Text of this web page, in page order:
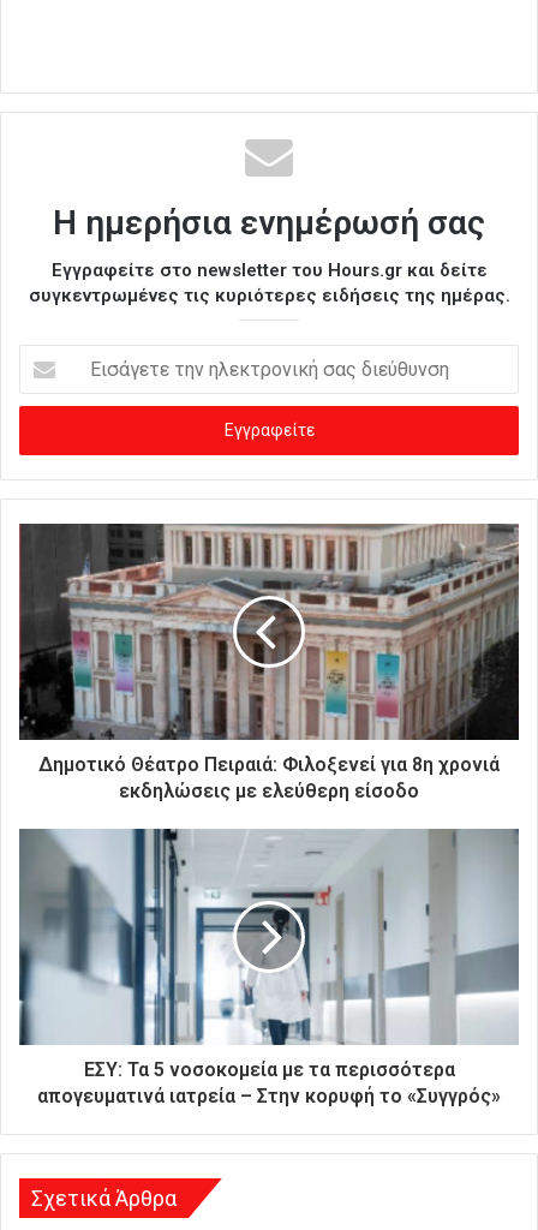
Η ημερήσια ενημέρωσή σας
Εγγραφείτε στο newsletter του Hours.gr και δείτε
συγκεντρωμένες τις κυριότερες ειδήσεις της ημέρας.
σ
γ
ε
λ
ε
κ
τ
ι
ε
ν
Δημοτικό Θέατρο Πειραιά: Φιλοξενεί για 8η χρονιά
εκδηλώσεις με ελεύθερη είσοδο
ΕΣΥ: Τα 5 νοσοκομεία με τα περισσότερα
απογευματινά ιατρεία – Στην κορυφή το «Συγγρός»
Σχετικά Άρθρα